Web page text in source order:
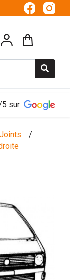
5 sur
/